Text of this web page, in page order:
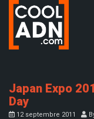
Japan Expo
Day
12 septembre 2011